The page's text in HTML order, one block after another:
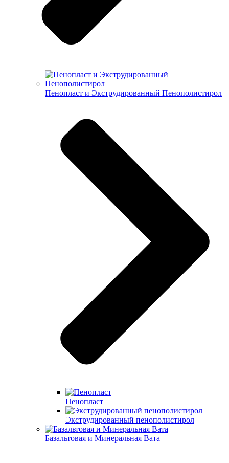
Пенопласт и Экструдированный Пенополистирол
Пенопласт
Экструдированный пенополистирол
Базальтовая и Минеральная Вата